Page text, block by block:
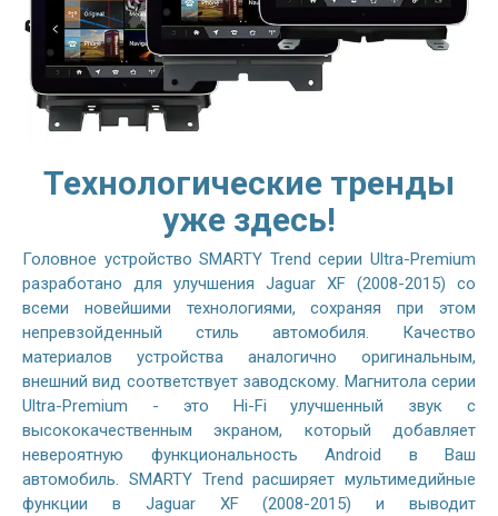
Технологические тренды
уже здесь!
Головное устройство SMARTY Trend серии Ultra-Premium
разработано для улучшения Jaguar XF (2008-2015) со
всеми новейшими технологиями, сохраняя при этом
непревзойденный стиль автомобиля. Качество
материалов устройства аналогично оригинальным,
внешний вид соответствует заводскому. Магнитола серии
Ultra-Premium - это Hi-Fi улучшенный звук с
высококачественным экраном, который добавляет
невероятную функциональность Android в Ваш
автомобиль. SMARTY Trend расширяет мультимедийные
функции в Jaguar XF (2008-2015) и выводит